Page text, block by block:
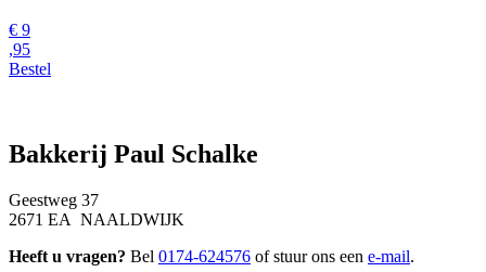
€ 9
,95
Bestel
Bakkerij Paul Schalke
Geestweg 37
2671 EA NAALDWIJK
Heeft u vragen? Bel 0174-624576 of stuur ons een e-mail.